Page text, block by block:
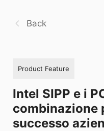
Back
Product Feature
Intel SIPP e i
combinazione
successo